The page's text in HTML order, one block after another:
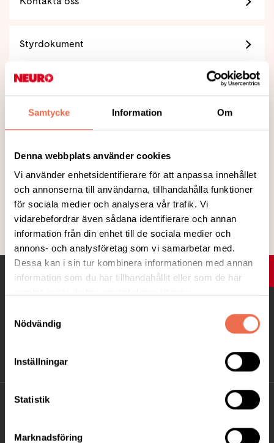
Samtycke Information Om
Denna webbplats använder cookies
Vi använder enhetsidentifierare för att anpassa innehållet
och annonserna till användarna, tillhandahålla funktioner
för sociala medier och analysera vår trafik. Vi
vidarebefordrar även sådana identifierare och annan
information från din enhet till de sociala medier och
annons- och analysföretag som vi samarbetar med.
Dessa kan i sin tur kombinera informationen med annan
information som du har tillhandahållit eller som de har
Nödvändig
Inställningar
Statistik
Marknadsföring
Styrdokument
Så tycker vi
Vår organisation
Vårt arbete
About Neuro - In English
KONTAKT
Besöksadress: